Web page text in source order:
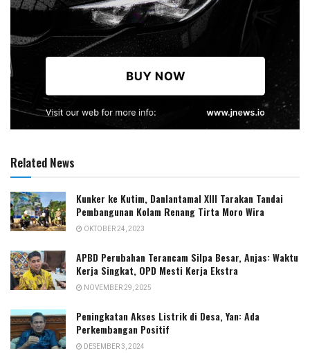
Related News
Kunker ke Kutim, Danlantamal XIII Tarakan Tandai
Pembangunan Kolam Renang Tirta Moro Wira
OKTOBER 24, 2023
APBD Perubahan Terancam Silpa Besar, Anjas: Waktu
Kerja Singkat, OPD Mesti Kerja Ekstra
NOVEMBER 29, 2025
Peningkatan Akses Listrik di Desa, Yan: Ada
Perkembangan Positif
DESEMBER 3, 2024